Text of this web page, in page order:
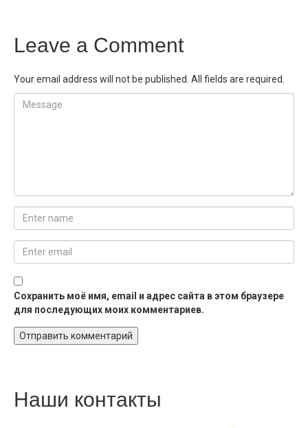
Leave a Comment
Your email address will not be published. All fields are required.
Сохранить моё имя, email и адрес сайта в этом браузере
для последующих моих комментариев.
Наши контакты